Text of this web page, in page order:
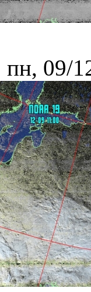
пн, 09/